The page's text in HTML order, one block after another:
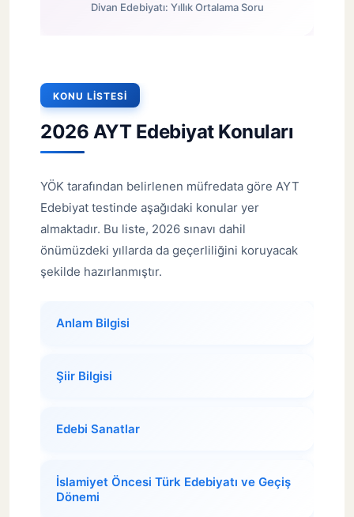
Divan Edebiyatı: Yıllık Ortalama Soru
KONU LISTESI
2026 AYT Edebiyat Konuları
YÖK tarafından belirlenen müfredata göre AYT
Edebiyat testinde aşağıdaki konular yer
almaktadır. Bu liste, 2026 sınavı dahil
önümüzdeki yıllarda da geçerliliğini koruyacak
şekilde hazırlanmıştır.
Anlam Bilgisi
Şiir Bilgisi
Edebi Sanatlar
İslamiyet Öncesi Türk Edebiyatı ve Geçiş
Dönemi